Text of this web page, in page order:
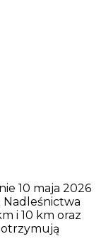
10 maja 2026
Nadleśnictwa
i 10 km oraz